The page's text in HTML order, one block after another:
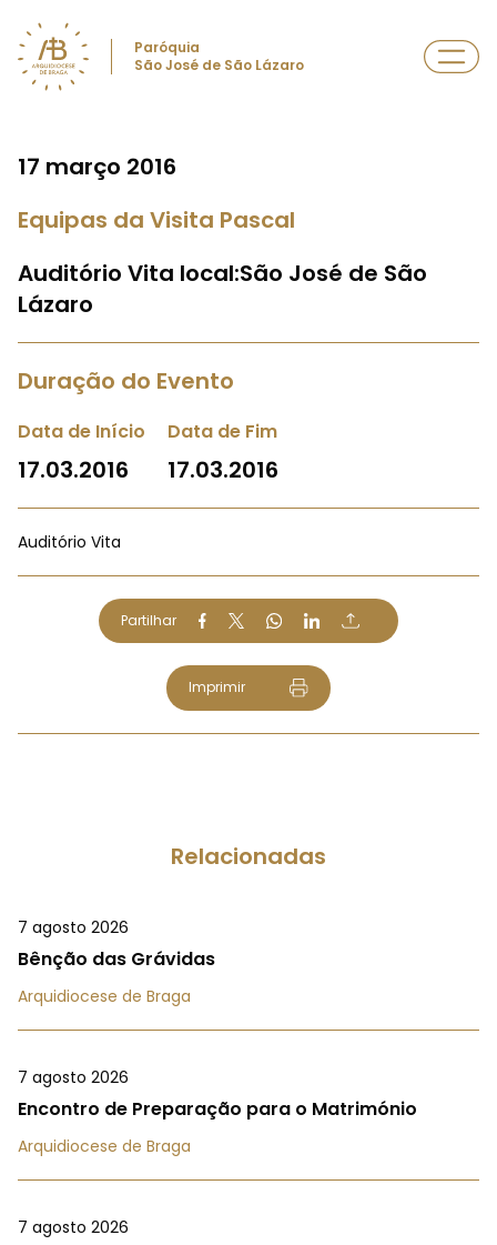
Paróquia
São José de São Lázaro
17 março 2016
Equipas da Visita Pascal
Auditório Vita local:São José de São
Lázaro
Duração do Evento
Data de Início
17.03.2016
Data de Fim
17.03.2016
Auditório Vita
Partilhar
Imprimir
Relacionadas
7 agosto 2026
Bênção das Grávidas
Arquidiocese de Braga
7 agosto 2026
Encontro de Preparação para o Matrimónio
Arquidiocese de Braga
7 agosto 2026